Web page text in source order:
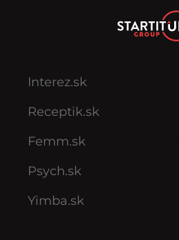
Interez.sk
Receptik.sk
Femm.sk
Psych.sk
Yimba.sk